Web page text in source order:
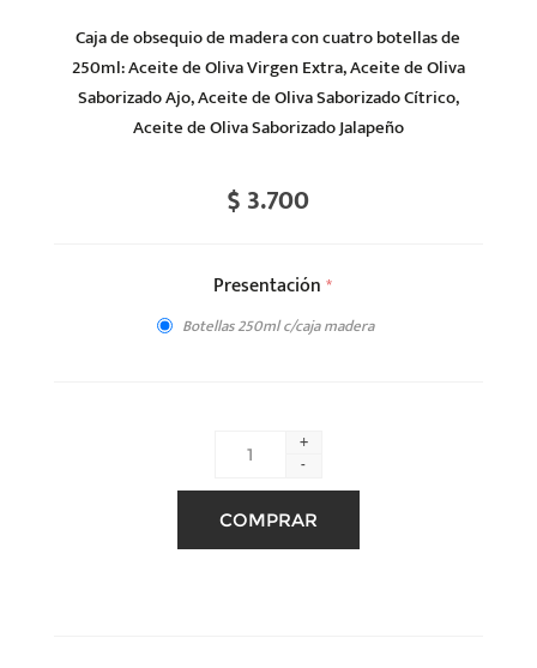
Caja de obsequio de madera con cuatro botellas de
250ml: Aceite de Oliva Virgen Extra, Aceite de Oliva
Saborizado Ajo, Aceite de Oliva Saborizado Cítrico,
Aceite de Oliva Saborizado Jalapeño
$ 3.700
Presentación*
Botellas 250ml c/caja madera
+
-